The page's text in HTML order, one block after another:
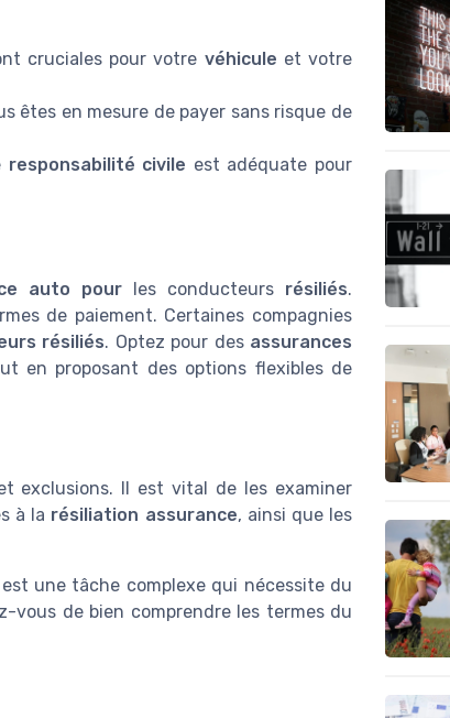
cruciales pour votre véhicule et votre
êtes en mesure de payer sans risque de
responsabilité civile est adéquate pour
auto pourles conducteurs résiliés.
de paiement. Certaines compagnies
résiliés. Optez pour des assurances
en proposant des options flexibles de
exclusions. Il est vital de les examiner
à la résiliation assurance, ainsi que les
est une tâche complexe qui nécessite du
vous de bien comprendre les termes du